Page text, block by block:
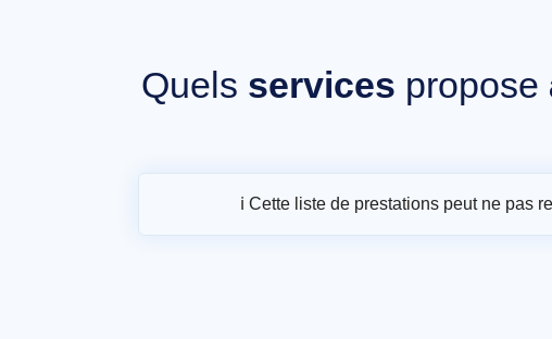
Quels services propose
ℹ️ Cette liste de prestations peut ne pas